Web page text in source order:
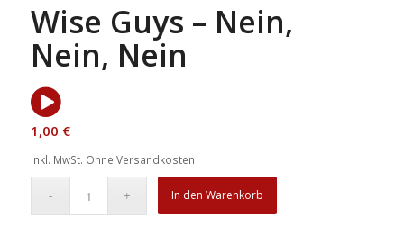
Wise Guys – Nein,
Nein, Nein
1,00 €
inkl. MwSt. Ohne Versandkosten
In den Warenkorb